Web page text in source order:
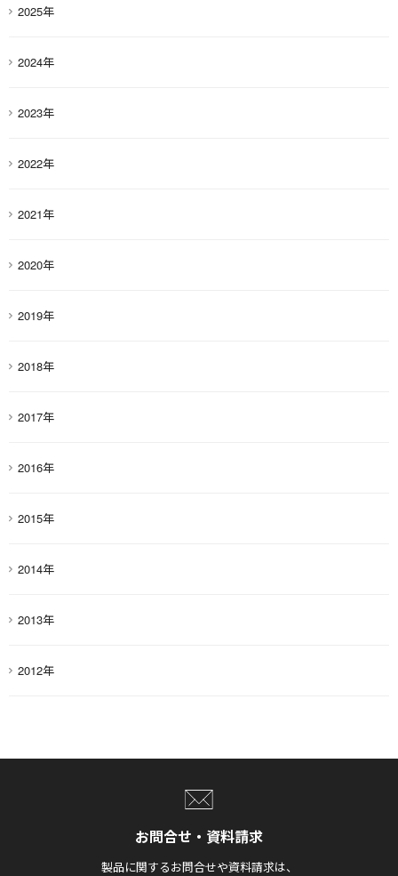
2025年
2024年
2023年
2022年
2021年
2020年
2019年
2018年
2017年
2016年
2015年
2014年
2013年
2012年
お問合せ・資料請求
製品に関するお問合せや資料請求は、